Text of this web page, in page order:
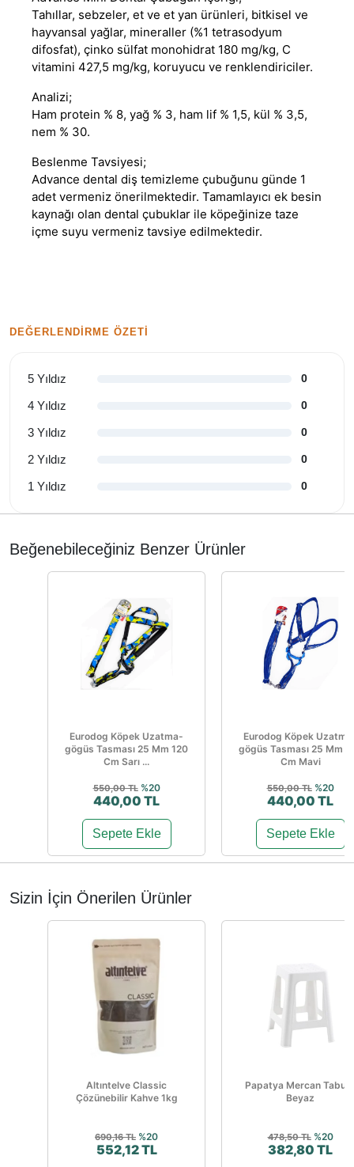
Tahıllar, sebzeler, et ve et yan ürünleri, bitkisel ve
hayvansal yağlar, mineraller (%1 tetrasodyum
difosfat), çinko sülfat monohidrat 180 mg/kg, C
vitamini 427,5 mg/kg, koruyucu ve renklendiriciler.
Analizi;
Ham protein % 8, yağ % 3, ham lif % 1,5, kül % 3,5,
nem % 30.
Beslenme Tavsiyesi;
Advance dental diş temizleme çubuğunu günde 1
adet vermeniz önerilmektedir. Tamamlayıcı ek besin
kaynağı olan dental çubuklar ile köpeğinize taze
içme suyu vermeniz tavsiye edilmektedir.
DEĞERLENDIRME ÖZETI
5 Yıldız 0
4 Yıldız 0
3 Yıldız 0
2 Yıldız 0
1 Yıldız 0
Beğenebileceğiniz Benzer Ürünler
Eurodog Köpek Uzatma-
gögüs Tasması 25 Mm 120
Cm Sarı ...
550,00 TL %20
440,00 TL
Sepete Ekle
Eurodog Köpek
gögüs Tasması 25 Mm
Cm Mavi
550,00 TL %20
440,00 TL
Sepete Ekle
Sizin İçin Önerilen Ürünler
Altıntelve Classic
Çözünebilir Kahve 1kg
690,16 TL %20
552,12 TL
Papatya Mercan
Beyaz
478,50 TL %20
382,80 TL